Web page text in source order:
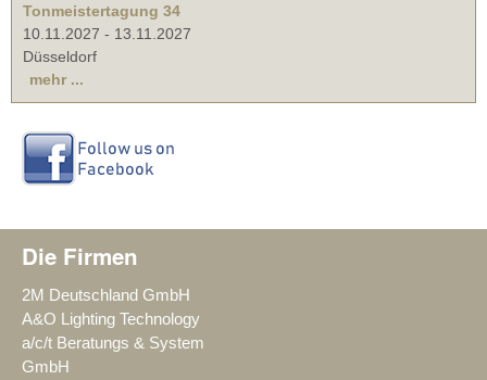
Tonmeistertagung 34
10.11.2027 - 13.11.2027
Düsseldorf
mehr ...
Die Firmen
2M Deutschland GmbH
A&O Lighting Technology
a/c/t Beratungs & System
GmbH